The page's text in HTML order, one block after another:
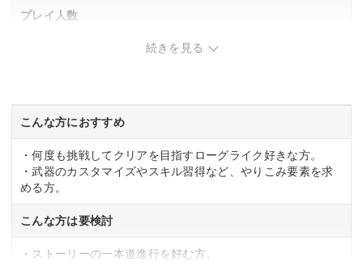
プレイ人数
CERO「C」15歳以上対象
続きを見る
こんな方におすすめ
・何度も挑戦してクリアを目指すローグライク好きな方。
・武器のカスタマイズやスキル習得など、やりこみ要素を求
める方。
こんな方は要検討
・ストーリーの一本道進行を好む方。